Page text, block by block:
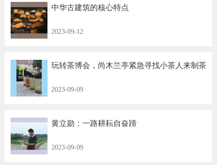
中华古建筑的核心特点
2023-09-12
玩转茶博会，尚木兰亭紧急寻找小茶人来制茶
2023-09-09
黄立勋：一路耕耘自奋蹄
2023-09-09